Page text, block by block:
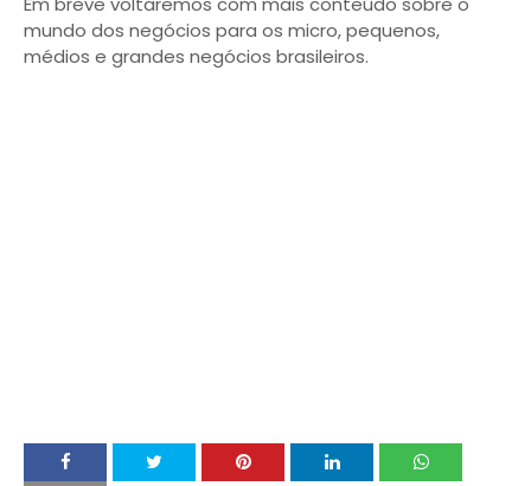
mundo dos negócios para os micro, pequenos,
médios e grandes negócios brasileiros.